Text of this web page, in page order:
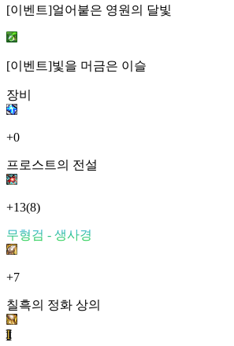
[이벤트]얼어붙은 영원의 달빛
[이벤트]빛을 머금은 이슬
장비
+0
프로스트의 전설
+13(8)
무형검 - 생사경
+7
칠흑의 정화 상의
I